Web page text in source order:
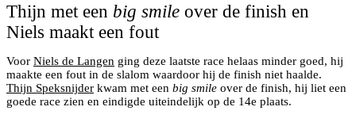
Thijn met een big smile over de finish en
Niels maakt een fout
Voor Niels de Langen ging deze laatste race helaas minder goed, hij
maakte een fout in de slalom waardoor hij de finish niet haalde.
Thijn Speksnijder kwam met een big smile over de finish, hij liet een
goede race zien en eindigde uiteindelijk op de 14e plaats.